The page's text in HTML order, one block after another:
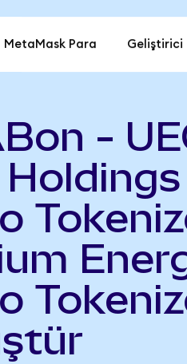
MetaMask Para Geliştirici
-
Holdings